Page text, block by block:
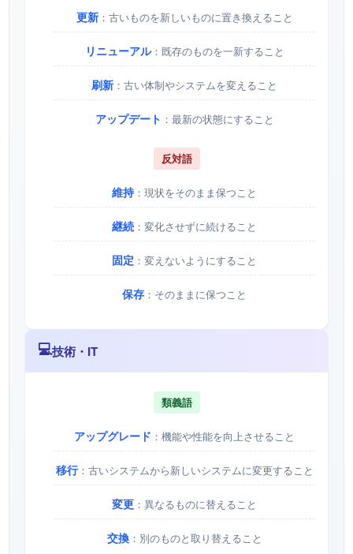
更新：古いものを新しいものに置き換えること
リニューアル：既存のものを一新すること
刷新 ：古い体制やシステムを変えること
アップデート ：最新の状態にすること
反対語
維持 ：現状をそのまま保つこと
継続 ：変化させずに続けること
固定 ：変えないようにすること
保存 ：そのままに保つこと
💻技術・IT
類義語
アップグレード ：機能や性能を向上させること
移行：古いシステムから新しいシステムに変更すること
変更 ：異なるものに替えること
交換：別のものと取り替えること